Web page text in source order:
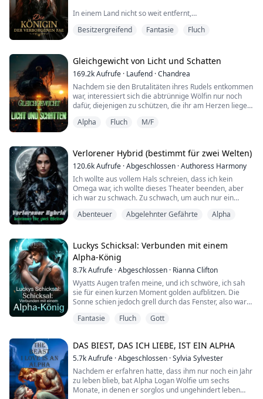
In einem Land nicht so weit entfernt,
Da begingen sie ein abscheuliches Verbrechen,
Daphne Myrh galt schon immer als die Schönste ihrer
Schwestern, vielleicht sogar des ganzen Dorfes. Als ihr
Vater zum Tode verurteilt wird, treibt Daphnes Liebe zu
ihren Schwestern sie in den Palast. Sie wird ihr eigenes
Leben für das ihres Vaters anbie...
Besitzergreifend Fantasie Fluch
Gleichgewicht von Licht und Schatten
169.2kAufrufe · Laufend ·Chandrea
Nachdem sie den Brutalitäten ihres Rudels entkommen
war, interessiert sich die abtrünnige Wölfin nur noch
dafür, diejenigen zu schützen, die ihr am Herzen liegen.
Überfall beschützt, trifft sie auf einen Wolf, der
diesem Leben kaum lebend entkomm...
Alpha Fluch M/F
Verlorener Hybrid (bestimmt für zwei Welten)
120.6kAufrufe ·Abgeschlossen ·Authoress Harmony
Ich wollte aus vollem Hals schreien, dass ich kein
Omega war, ich wollte dieses Theater beenden, aber
ich war zu schwach. Zu schwach, um auch nur ein
ich, Beta Damien vom Dark Moon Rudel, lehne hiermit
meine Gefährtin in Anwesenheit aller ab und bitte
meinen König, diese Z...
Abenteuer Abgelehnter Gefährte Alpha
Luckys Schicksal: Verbunden mit einem
Alpha-König
8.7kAufrufe ·Abgeschlossen · Rianna Clifton
Wyatts Augen trafen meine, und ich schwöre, ich sah
sie für einen kurzen Moment golden aufblitzen. Die
Sonne schien jedoch grell durch das Fenster, also war
würde mein Herz aus meiner Brust springen. Er sah
aus wie ein Filmstar, der dort mit der Morgensonne im
Rücken stand. Sein braunes Haar war etwas mehr...
Fantasie Fluch Gott
DAS BIEST, DAS ICH LIEBE, IST EIN ALPHA
5.7kAufrufe ·Abgeschlossen ·Sylvia Sylvester
Nachdem er erfahren hatte, dass ihm nur noch ein Jahr
zu leben blieb, bat Alpha Logan Wolfie um sechs
Monate, in denen er sorglos und ungehindert leben